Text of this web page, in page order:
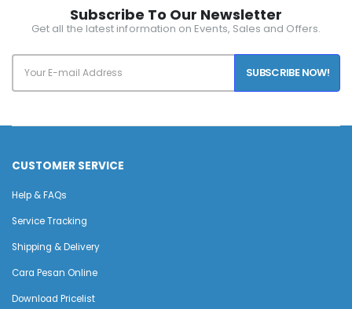
Subscribe To Our Newsletter
Get all the latest information on Events, Sales and Offers.
SUBSCRIBE NOW!
CUSTOMER SERVICE
Help & FAQs
Service Tracking
Shipping & Delivery
Cara Pesan Online
Download Pricelist